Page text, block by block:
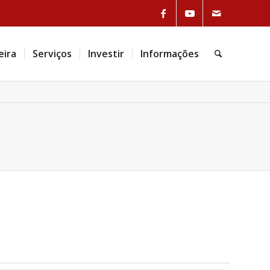
Link to Facebook
Link to Youtube
Serviços Investir Informações Pesquisa